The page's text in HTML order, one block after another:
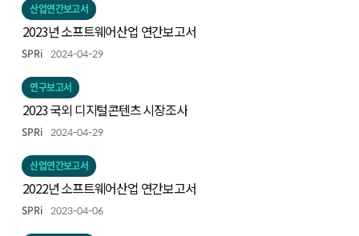
산업연간보고서
2023년 소프트웨어산업 연간보고서
SPRi 2024-04-29
연구보고서
2023 국외 디지털콘텐츠 시장조사
SPRi 2024-04-29
산업연간보고서
2022년 소프트웨어산업 연간보고서
SPRi 2023-04-06